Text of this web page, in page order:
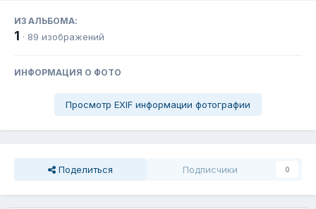
ИЗ АЛЬБОМА:
1 · 89 изображений
ИНФОРМАЦИЯ О ФОТО
Просмотр EXIF информации фотографии
Поделиться Подписчики 0